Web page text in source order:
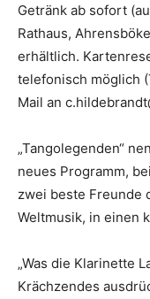
Getränk ab sofort
Rathaus,
erhältlich.
telefonisch möglich
Mail an
„Tangolegenden“
neues Programm,
zwei beste Freunde
Weltmusik, in einen
„Was die Klarinette
Krächzendes